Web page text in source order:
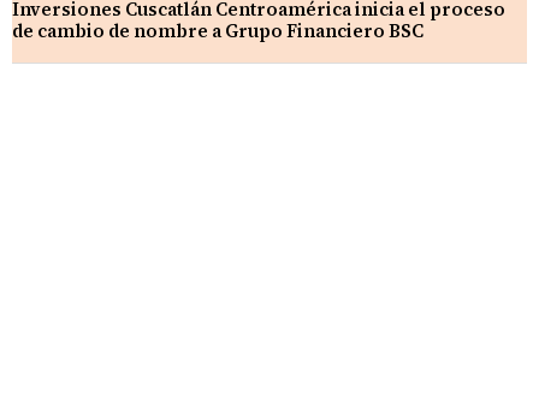
Inversiones Cuscatlán Centroamérica inicia el proceso
de cambio de nombre a Grupo Financiero BSC